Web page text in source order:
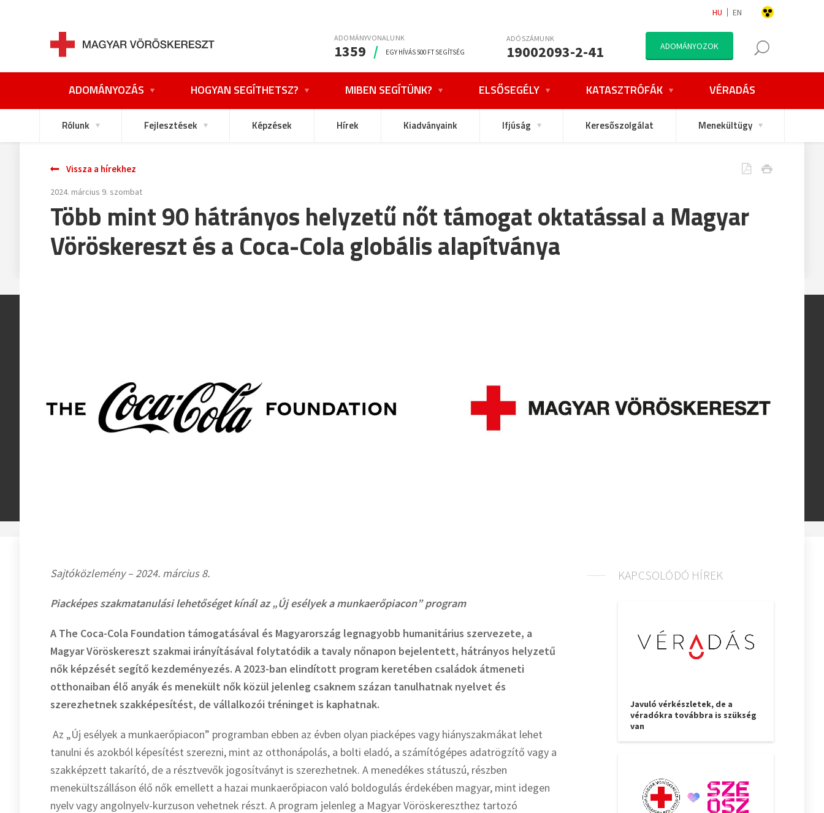
HU EN
ADOMÁNYVONALUNK
1359 / EGY HÍVÁS 500 FT SEGÍTSÉG
ADÓSZÁMUNK
19002093-2-41 ADOMÁNYOZOK
ADOMÁNYOZÁS HOGYAN SEGÍTHETSZ? MIBEN SEGÍTÜNK? ELSŐSEGÉLY KATASZTRÓFÁK VÉRADÁS
Rólunk Fejlesztések Képzések Hírek Kiadványaink Ifjúság Keresőszolgálat Menekültügy
Vissza a hírekhez
2024. március 9. szombat
Több mint 90 hátrányos helyzetű nőt támogat oktatással a Magyar
Vöröskereszt és a Coca-Cola globális alapítványa
Sajtóközlemény – 2024. március 8.
Piacképes szakmatanulási lehetőséget kínál az „Új esélyek a munkaerőpiacon” program
A The Coca-Cola Foundation támogatásával és Magyarország legnagyobb humanitárius szervezete, a
Magyar Vöröskereszt szakmai irányításával folytatódik a tavaly nőnapon bejelentett, hátrányos helyzetű
nők képzését segítő kezdeményezés. A 2023-ban elindított program keretében családok átmeneti
otthonaiban élő anyák és menekült nők közül jelenleg csaknem százan tanulhatnak nyelvet és
szerezhetnek szakképesítést, de vállalkozói tréninget is kaphatnak.
Az „Új esélyek a munkaerőpiacon” programban ebben az évben olyan piacképes vagy hiányszakmákat lehet
tanulni és azokból képesítést szerezni, mint az otthonápolás, a bolti eladó, a számítógépes adatrögzítő vagy a
szakképzett takarító, de a résztvevők jogosítványt is szerezhetnek. A menedékes státuszú, részben
menekültszálláson élő nők emellett a hazai munkaerőpiacon való boldogulás érdekében magyar, mint idegen
nyelv vagy angolnyelv-kurzuson vehetnek részt. A program jelenleg a Magyar Vöröskereszthez tartozó
KAPCSOLÓDÓ HÍREK
Javuló vérkészletek, de a
véradókra továbbra is szükség
van